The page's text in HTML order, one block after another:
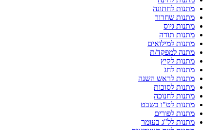
מתנות לחתונה
מתנות שחרור
מתנות גיוס
מתנות תודה
מתנות למילואים
מתנה למפקד/ת
מתנות לקיץ
מתנות לחג
מתנות לראש השנה
מתנות לסוכות
מתנות לחנוכה
מתנות לט"ו בשבט
מתנות לפורים
מתנות לל"ג בעומר